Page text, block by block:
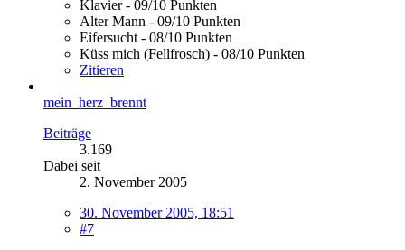
Klavier - 09/10 Punkten
Alter Mann - 09/10 Punkten
Eifersucht - 08/10 Punkten
Küss mich (Fellfrosch) - 08/10 Punkten
Zitieren
mein_herz_brennt
Beiträge
3.169
Dabei seit
2. November 2005
30. November 2005, 18:51
#7